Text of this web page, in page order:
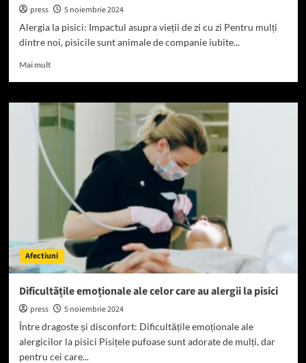
press
5 noiembrie 2024
Alergia la pisici: Impactul asupra vieții de zi cu zi Pentru mulți
dintre noi, pisicile sunt animale de companie iubite...
Mai multRead
Cum
influențează
alergiile
activitățile
zilnice
Afectiuni
Dificultățile emoționale ale celor care au alergii la pisici
press
5 noiembrie 2024
Între dragoste și disconfort: Dificultățile emoționale ale
alergicilor la pisici Pisițele pufoase sunt adorate de mulți, dar
pentru cei care...